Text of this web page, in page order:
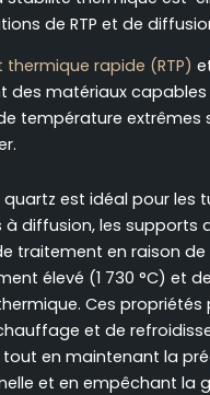
de RTP et de
rapide (RTP)
des matériaux capables
température extrêmes
quartz est idéal pour les
à diffusion, les supports
traitement en raison
élevé (1 730 °C) et
Ces
et de
tout en maintenant la
et en empêchant la